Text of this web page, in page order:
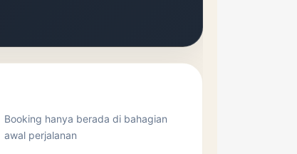
Booking hanya berada di bahagian
awal perjalanan